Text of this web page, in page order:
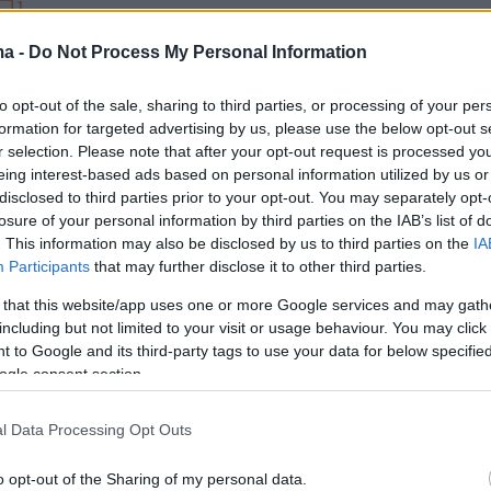
- Do Not Process My Personal Information
opt-out of the sale, sharing to third parties, or processing of your
for targeted advertising by us, please use the below opt-out
selection. Please note that after your opt-out request is processed
interest-based ads based on personal information utilized by us
to third parties prior to your opt-out. You may separately
of your personal information by third parties on the IAB’s list of
This information may also be disclosed by us to third parties on the
Participants that may further disclose it to other third parties.
that this website/app uses one or more Google services and may
but not limited to your visit or usage behaviour. You may
to Google and its third-party tags to use your data for below
consent section.
Data Processing Opt Outs
opt-out of the Sharing of my personal data.
καταγγέλλουν και τον αδερφό
προσπαθούσε να με εθίσει
Φαγιέντ με μοιραζόταν με τον αδερφό του», είπε η
«προσπαθούσε να με εθίσει στο κρακ ώστε να
κάνει ό,τι θέλει»
1
το χέρι μου και προσπάθησε
στα απόκρυφά του» -
Μοχάμεντ αλ Φαγέντ και η
Πολ Γκασκόιν